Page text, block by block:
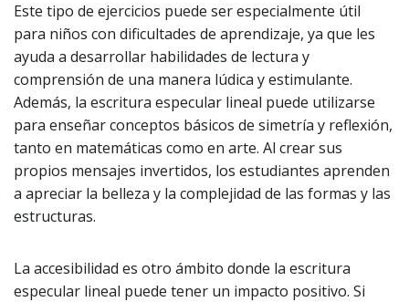
Este tipo de ejercicios puede ser especialmente útil
para niños con dificultades de aprendizaje, ya que les
ayuda a desarrollar habilidades de lectura y
comprensión de una manera lúdica y estimulante.
Además, la escritura especular lineal puede utilizarse
para enseñar conceptos básicos de simetría y reflexión,
tanto en matemáticas como en arte. Al crear sus
propios mensajes invertidos, los estudiantes aprenden
a apreciar la belleza y la complejidad de las formas y las
estructuras.
La accesibilidad es otro ámbito donde la escritura
especular lineal puede tener un impacto positivo. Si